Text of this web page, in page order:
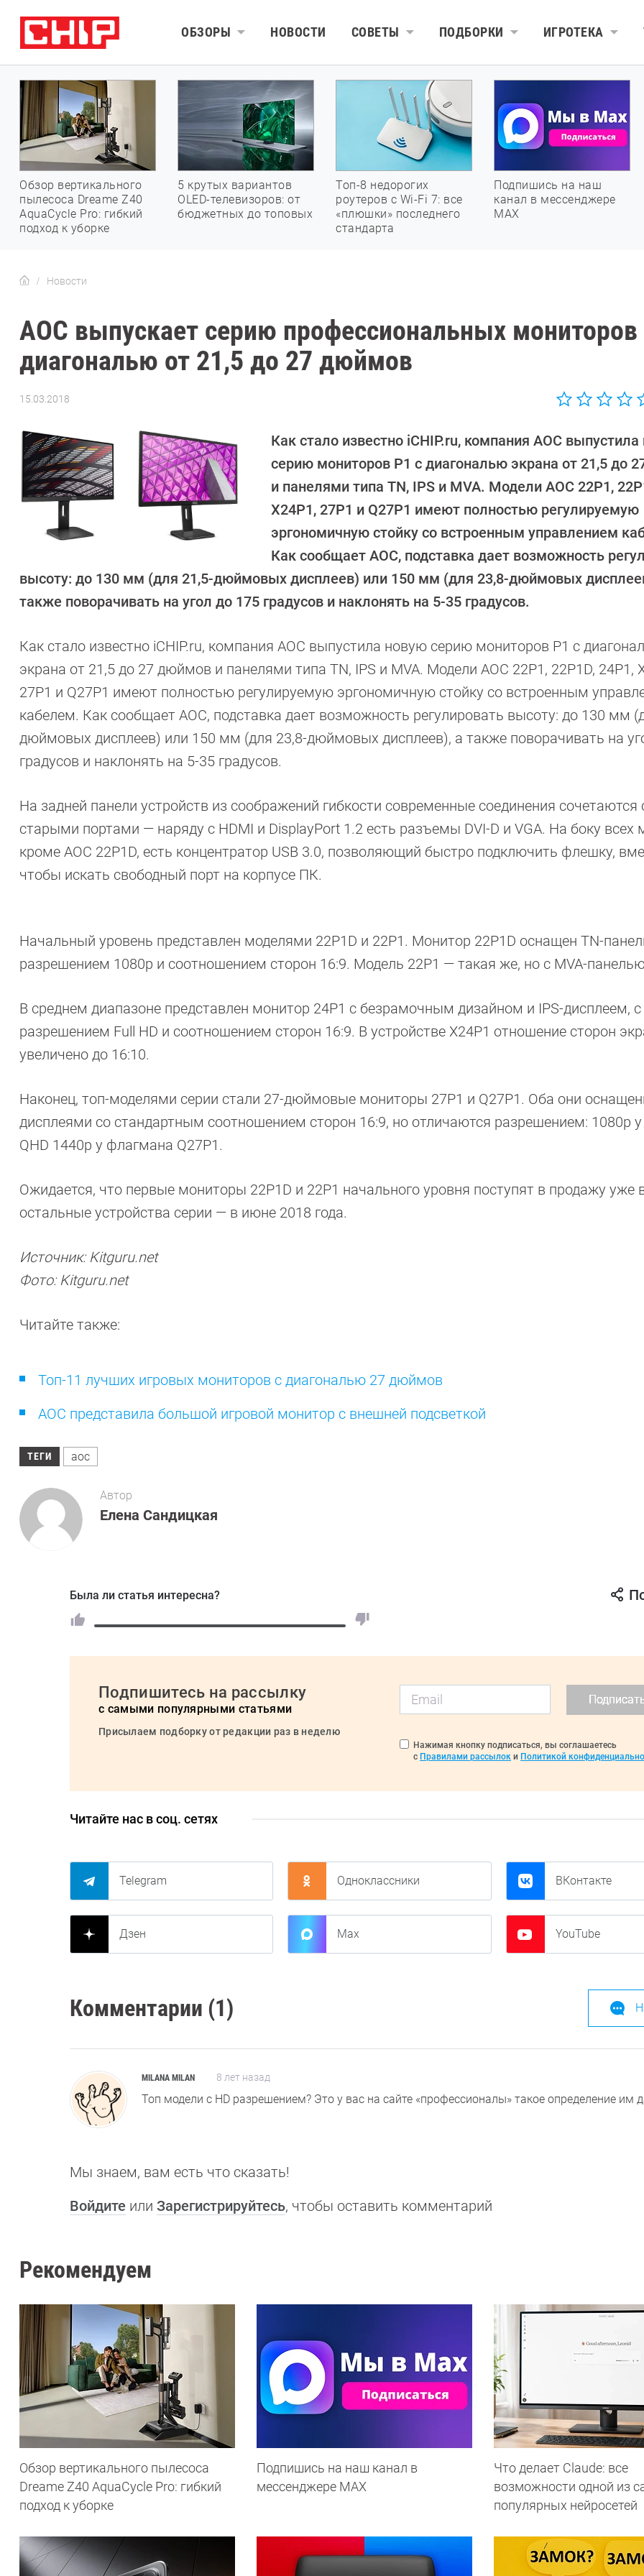
ОБЗОРЫ НОВОСТИ СОВЕТЫ ПОДБОРКИ ИГРОТЕКА
Обзор вертикального
пылесоса Dreame Z40
AquaCycle Pro: гибкий
подход к уборке
5 крутых вариантов
OLED-телевизоров: от
бюджетных до топовых
Топ-8 недорогих
роутеров с Wi-Fi 7: все
«плюшки» последнего
стандарта
Подпишись на наш
канал в мессенджере
МАХ
Новости
AOC выпускает серию профессиональных мониторов
диагональю от 21,5 до 27 дюймов
15.03.2018
Сандицкая
Как стало известно iCHIP.ru, компания AOC
серию мониторов P1 с диагональю экрана от 21,5 до
и панелями типа TN, IPS и MVA. Модели AOC 22P1,
X24P1, 27P1 и Q27P1 имеют полностью регулируемую
эргономичную стойку со встроенным управлением
Как сообщает AOC, подставка дает возможность
высоту: до 130 мм (для 21,5-дюймовых дисплеев) или 150 мм (для 23,8-дюймовых
также поворачивать на угол до 175 градусов и наклонять на 5-35 градусов.
Как стало известно iCHIP.ru, компания AOC выпустила новую серию мониторов P1 с
экрана от 21,5 до 27 дюймов и панелями типа TN, IPS и MVA. Модели AOC 22P1, 22P1D, 24P1,
27P1 и Q27P1 имеют полностью регулируемую эргономичную стойку со встроенным
кабелем. Как сообщает AOC, подставка дает возможность регулировать высоту: до 130 мм
дюймовых дисплеев) или 150 мм (для 23,8-дюймовых дисплеев), а также поворачивать на
градусов и наклонять на 5-35 градусов.
На задней панели устройств из соображений гибкости современные соединения сочетаются
старыми портами — наряду с HDMI и DisplayPort 1.2 есть разъемы DVI-D и VGA. На боку всех
кроме AOC 22P1D, есть концентратор USB 3.0, позволяющий быстро подключить флешку,
чтобы искать свободный порт на корпусе ПК.
Начальный уровень представлен моделями 22P1D и 22P1. Монитор 22P1D оснащен TN-
разрешением 1080p и соотношением сторон 16:9. Модель 22P1 — такая же, но с MVA-
В среднем диапазоне представлен монитор 24P1 с безрамочным дизайном и IPS-дисплеем, с
разрешением Full HD и соотношением сторон 16:9. В устройстве X24P1 отношение сторон
увеличено до 16:10.
Наконец, топ-моделями серии стали 27-дюймовые мониторы 27P1 и Q27P1. Оба они
дисплеями со стандартным соотношением сторон 16:9, но отличаются разрешением: 1080p у
QHD 1440p у флагмана Q27P1.
Ожидается, что первые мониторы 22P1D и 22P1 начального уровня поступят в продажу уже
остальные устройства серии — в июне 2018 года.
Источник: Kitguru.net
Фото: Kitguru.net
Читайте также:
Топ-11 лучших игровых мониторов с диагональю 27 дюймов
AOC представила большой игровой монитор с внешней подсветкой
ТЕГИ aoc
Автор
Елена Сандицкая
Была ли статья интересна?
Подпишитесь на рассылку
с самыми популярными статьями
Присылаем подборку от редакции раз в неделю
Нажимая кнопку подписаться, вы соглашаетесь
с Правилами рассылок и Политикой
Читайте нас в соц. сетях
Telegram Одноклассники ВКонтакте
Дзен Max YouTube
Комментарии (1)
MILANA MILAN 8 лет назад
Топ модели с HD разрешением? Это у вас на сайте «профессионалы» такое определение им
Мы знаем, вам есть что сказать!
Войдите или Зарегистрируйтесь, чтобы оставить комментарий
Рекомендуем
Обзор вертикального пылесоса
Dreame Z40 AquaCycle Pro: гибкий
подход к уборке
Подпишись на наш канал в
мессенджере МАХ
Что делает Сlaude: все
возможности одной из
популярных нейросетей